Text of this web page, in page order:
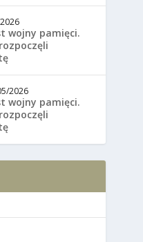
wojny pamięci.
2026
wojny pamięci.